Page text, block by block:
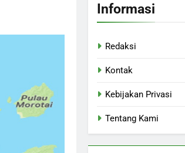
Informasi
Redaksi
Kontak
Kebijakan Privasi
Tentang Kami